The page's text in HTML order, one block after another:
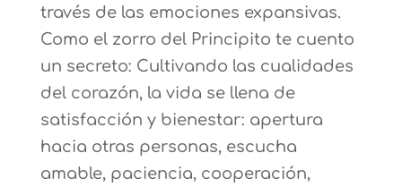
través de las emociones expansivas.
Como el zorro del Principito te cuento
un secreto: Cultivando las cualidades
del corazón, la vida se llena de
satisfacción y bienestar: apertura
hacia otras personas, escucha
amable, paciencia, cooperación,